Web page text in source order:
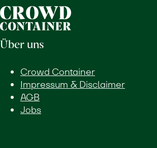
Über uns
Crowd Container
Impressum & Disclaimer
AGB
Jobs